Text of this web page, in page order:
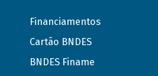
Financiamentos
Cartão BNDES
BNDES Finame